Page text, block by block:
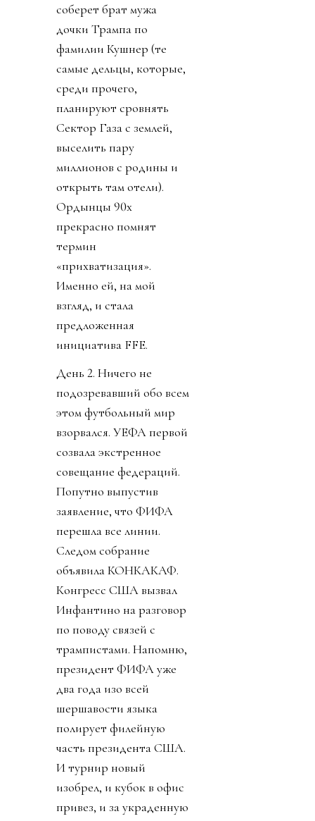
соберет брат мужа
дочки Трампа по
фамилии Кушнер (те
самые дельцы, которые,
среди прочего,
планируют сровнять
Сектор Газа с землей,
выселить пару
миллионов с родины и
открыть там отели).
Ордынцы 90х
прекрасно помнят
термин
«прихватизация».
Именно ей, на мой
взгляд, и стала
предложенная
инициатива FFE.
День 2. Ничего не
подозревавший обо всем
этом футбольный мир
взорвался. УЕФА первой
созвала экстренное
совещание федераций.
Попутно выпустив
заявление, что ФИФА
перешла все линии.
Следом собрание
объявила КОНКАКАФ.
Конгресс США вызвал
Инфантино на разговор
по поводу связей с
трампистами. Напомню,
президент ФИФА уже
два года изо всей
шершавости языка
полирует филейную
часть президента США.
И турнир новый
изобрел, и кубок в офис
привез, и за украденную